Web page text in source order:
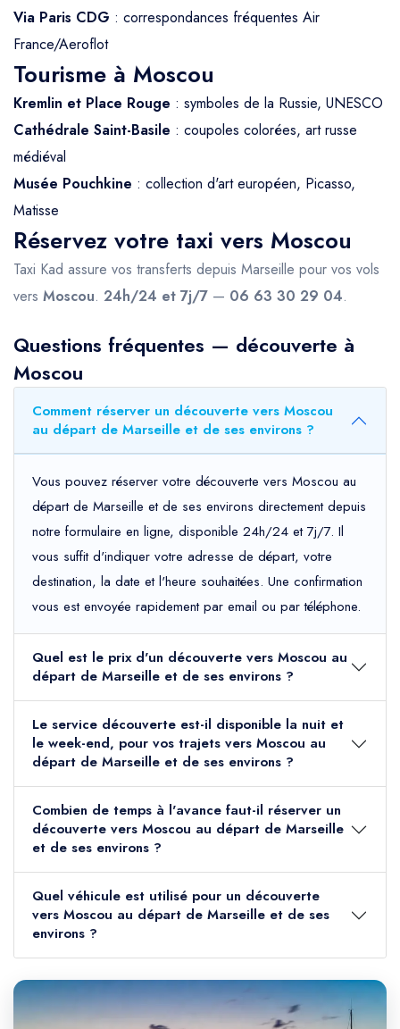
Via Paris CDG : correspondances fréquentes Air
France/Aeroflot
Tourisme à Moscou
Kremlin et Place Rouge : symboles de la Russie, UNESCO
Cathédrale Saint-Basile : coupoles colorées, art russe
médiéval
Musée Pouchkine : collection d'art européen, Picasso,
Matisse
Réservez votre taxi vers Moscou
Taxi Kad assure vos transferts depuis Marseille pour vos vols
vers Moscou. 24h/24 et 7j/7 — 06 63 30 29 04.
Questions fréquentes — découverte à
Moscou
Comment réserver un découverte vers Moscou
au départ de Marseille et de ses environs ?
Vous pouvez réserver votre découverte vers Moscou au
départ de Marseille et de ses environs directement depuis
notre formulaire en ligne, disponible 24h/24 et 7j/7. Il
vous suffit d'indiquer votre adresse de départ, votre
destination, la date et l'heure souhaitées. Une confirmation
vous est envoyée rapidement par email ou par téléphone.
Quel est le prix d'un découverte vers Moscou au
départ de Marseille et de ses environs ?
Le service découverte est-il disponible la nuit et
le week-end, pour vos trajets vers Moscou au
départ de Marseille et de ses environs ?
Combien de temps à l'avance faut-il réserver un
découverte vers Moscou au départ de Marseille
et de ses environs ?
Quel véhicule est utilisé pour un découverte
vers Moscou au départ de Marseille et de ses
environs ?